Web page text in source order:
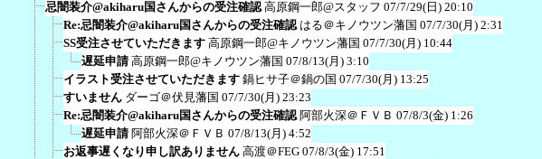
忌闇装介@akiharu国さんからの受注確認 高原鋼一郎@スタッフ 07/7/29(日) 20:10
Re:忌闇装介@akiharu国さんからの受注確認 はる＠キノウツン藩国 07/7/30(月) 2:31
SS受注させていただきます 高原鋼一郎@キノウツン藩国 07/7/30(月) 10:44
遅延申請 高原鋼一郎@キノウツン藩国 07/8/13(月) 3:10
イラスト受注させていただきます 鍋ヒサ子＠鍋の国 07/7/30(月) 13:25
すいません ダーゴ＠伏見藩国 07/7/30(月) 23:23
Re:忌闇装介@akiharu国さんからの受注確認 阿部火深＠ＦＶＢ 07/8/3(金) 1:26
遅延申請 阿部火深＠ＦＶＢ 07/8/13(月) 4:52
お返事遅くなり申し訳ありません 高渡＠FEG 07/8/3(金) 17:51